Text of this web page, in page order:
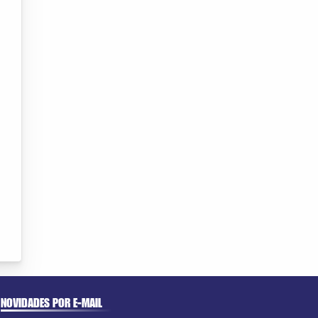
NOVIDADES POR E-MAIL